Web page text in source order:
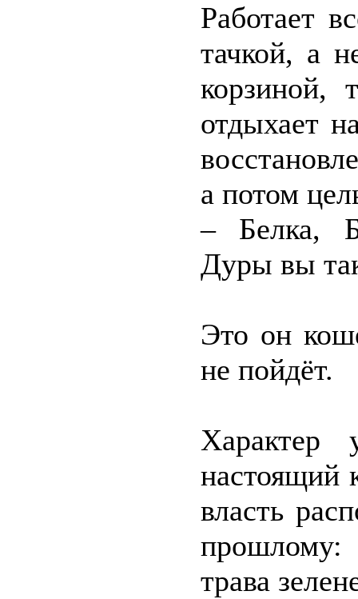
Работает
тачкой, а
корзиной,
отдыхает
а потом
– Белка,
Дуры вы
Это он
не пойдёт.
настоящий
власть
прошлому:
трава